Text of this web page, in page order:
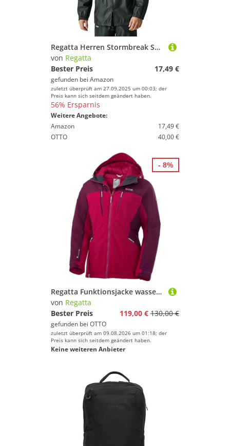
Skateboarding
Snowboard
Sportausrüstung
Sportausstattung
Sportbekleidung
Sportschuhe
Geschlecht
Regatta Herren Stormbreak Shell Jacket, Dark Olive, L EU
von Regatta
Bester Preis
17,49 €
gefunden bei Amazon
zuletzt überprüft am 27.09.2025 um 00:03; der
Preis kann sich seitdem geändert haben.
56% Ersparnis
Weitere Angebote:
Amazon
17,49 €
OTTO
40,00 €
Regatta Funktionsjacke wasserdicht mit Thermo-Guard-Kälteschutz
von Regatta
Bester Preis
119,00 € 130,00 €
gefunden bei OTTO
zuletzt überprüft am 09.08.2026 um 01:18; der
Preis kann sich seitdem geändert haben.
Keine weiteren Anbieter
- 8%